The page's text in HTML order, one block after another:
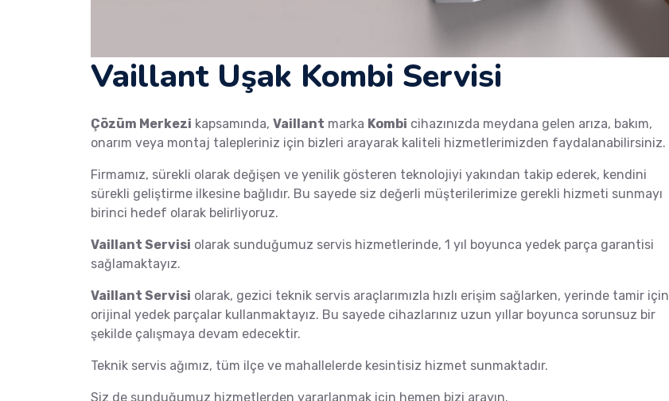
Vaillant Uşak Kombi Servisi
Çözüm Merkezi kapsamında, Vaillant marka Kombi cihazınızda meydana gelen arıza, bakım,
onarım veya montaj talepleriniz için bizleri arayarak kaliteli hizmetlerimizden faydalanabilirsiniz.
Firmamız, sürekli olarak değişen ve yenilik gösteren teknolojiyi yakından takip ederek, kendini
sürekli geliştirme ilkesine bağlıdır. Bu sayede siz değerli müşterilerimize gerekli hizmeti sunmayı
birinci hedef olarak belirliyoruz.
Vaillant Servisi olarak sunduğumuz servis hizmetlerinde, 1 yıl boyunca yedek parça garantisi
sağlamaktayız.
Vaillant Servisi olarak, gezici teknik servis araçlarımızla hızlı erişim sağlarken, yerinde tamir için
orijinal yedek parçalar kullanmaktayız. Bu sayede cihazlarınız uzun yıllar boyunca sorunsuz bir
şekilde çalışmaya devam edecektir.
Teknik servis ağımız, tüm ilçe ve mahallelerde kesintisiz hizmet sunmaktadır.
Siz de sunduğumuz hizmetlerden yararlanmak için hemen bizi arayın.